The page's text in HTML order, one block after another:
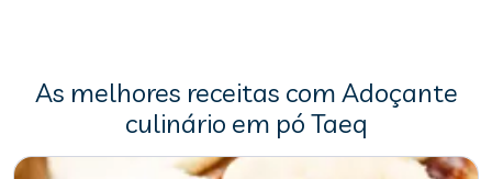
As melhores receitas com Adoçante
culinário em pó Taeq